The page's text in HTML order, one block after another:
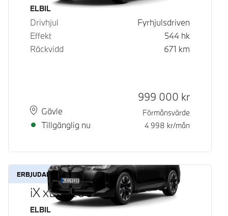
Bränsle
ELBIL
Drivhjul
Fyrhjulsdriven
Effekt
544 hk
Räckvidd
671 km
PlatsGävle
Leveranstid
Tillgänglig nu
Kontantpris
999 000 kr
Förmånsvärde
4 998 kr/mån
ERBJUDANDE
iX xDrive60
Bränsle
ELBIL